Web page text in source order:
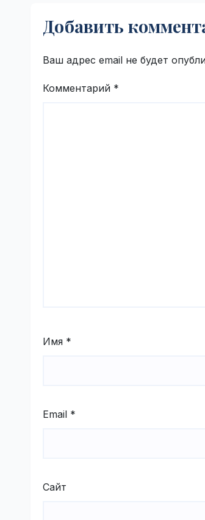
VseTime.ru
Добавить
Ваш адрес email не будет
Комментарий *
Имя *
Email *
Сайт